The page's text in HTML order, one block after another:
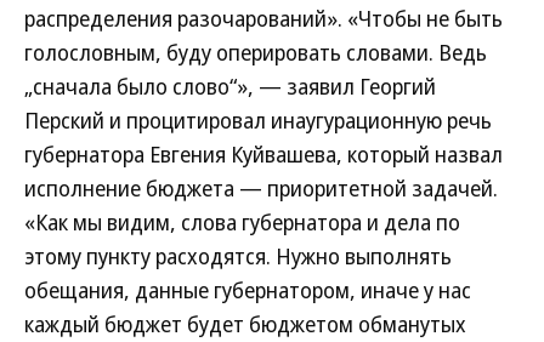
распределения разочарований». «Чтобы не быть
голословным, буду оперировать словами. Ведь
„сначала было слово“», — заявил Георгий
Перский и процитировал инаугурационную речь
губернатора Евгения Куйвашева, который назвал
исполнение бюджета — приоритетной задачей.
«Как мы видим, слова губернатора и дела по
этому пункту расходятся. Нужно выполнять
обещания, данные губернатором, иначе у нас
каждый бюджет будет бюджетом обманутых